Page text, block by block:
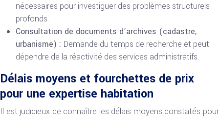
nécessaires pour investiguer des problèmes structurels
profonds.
Consultation de documents d’archives (cadastre,
urbanisme) : Demande du temps de recherche et peut
dépendre de la réactivité des services administratifs.
Délais moyens et fourchettes de prix
pour une expertise habitation
Il est judicieux de connaître les délais moyens constatés pour